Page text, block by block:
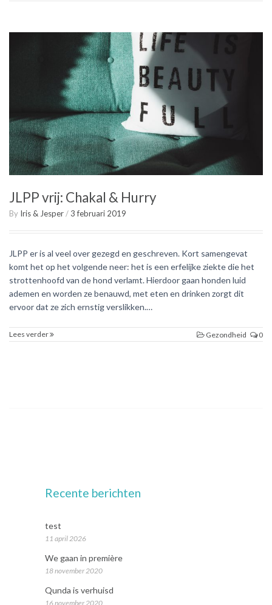
JLPP vrij: Chakal & Hurry
By Iris & Jesper/ 3 februari 2019
JLPP er is al veel over gezegd en geschreven. Kort samengevat
komt het op het volgende neer: het is een erfelijke ziekte die het
strottenhoofd van de hond verlamt. Hierdoor gaan honden luid
ademen en worden ze benauwd, met eten en drinken zorgt dit
ervoor dat ze zich ernstig verslikken.…
Lees verder Gezondheid 0
Recente berichten
test
11 april 2026
We gaan in première
18 november 2020
Qunda is verhuisd
16 november 2020